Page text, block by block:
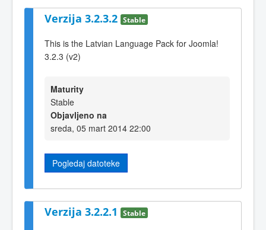
Verzija 3.2.3.2 Stable
This is the Latvian Language Pack for Joomla!
3.2.3 (v2)
Maturity
Stable
Objavljeno na
sreda, 05 mart 2014 22:00
Pogledaj datoteke
Verzija 3.2.2.1 Stable